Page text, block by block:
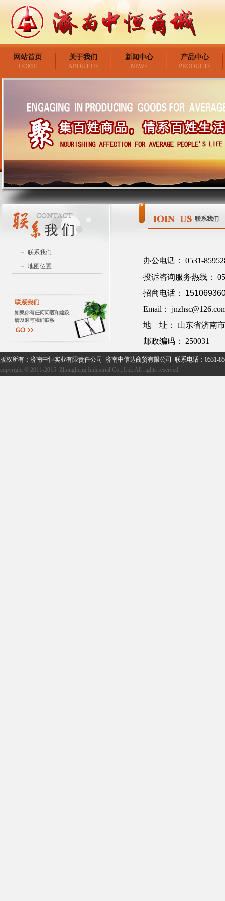
网站首页
HOME
关于我们
ABOUT US
新闻中心
NEWS
产品中心
PRODUCTS
联系我们
地图位置
联系我们
办公电话： 0531-
投诉咨询服务热线：
招商电话：
Email：
地 址： 山东省济南
邮政编码： 250031
版权所有：济南中恒实业有限责任公司 济南中信达商贸有限公司 联系电话：0531-
copyright © 2011-2015 Zhongheng Industrial Co., Ltd. All rights reserved.